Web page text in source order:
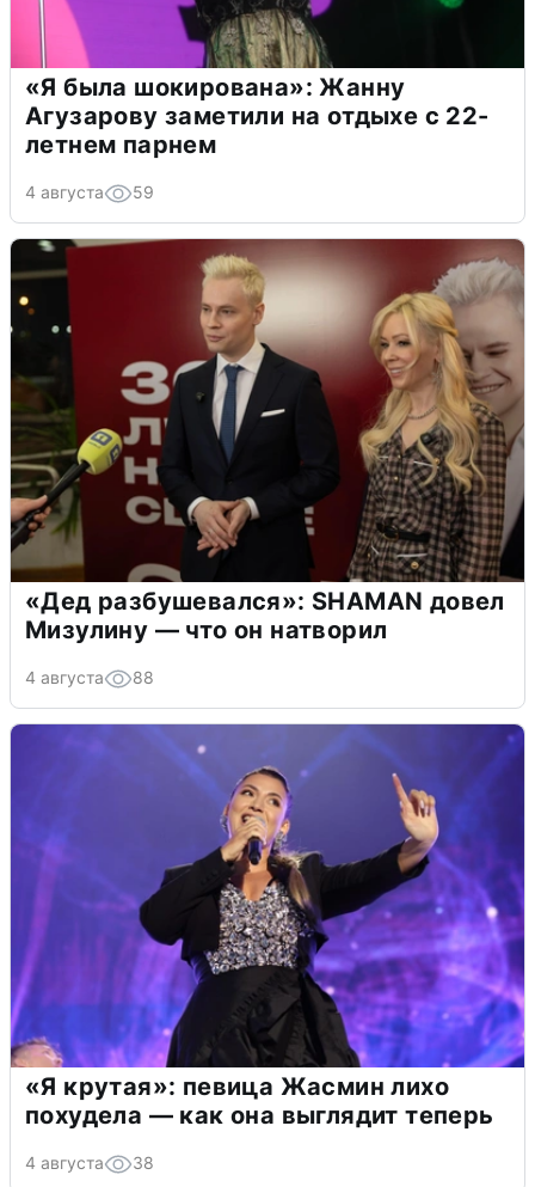
«Я была шокирована»: Жанну
Агузарову заметили на отдыхе с 22-
летнем парнем
4 августа 59
«Дед разбушевался»: SHAMAN довел
Мизулину — что он натворил
4 августа 88
«Я крутая»: певица Жасмин лихо
похудела — как она выглядит теперь
4 августа 38